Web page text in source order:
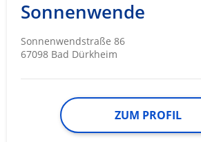
Sonnenwende
Sonnenwendstraße 86
67098 Bad Dürkheim
ZUM PROFIL